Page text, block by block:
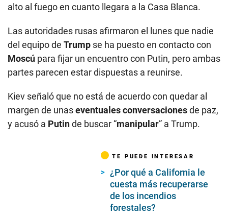
alto al fuego en cuanto llegara a la Casa Blanca.
Las autoridades rusas afirmaron el lunes que nadie
del equipo de Trump se ha puesto en contacto con
Moscú para fijar un encuentro con Putin, pero ambas
partes parecen estar dispuestas a reunirse.
Kiev señaló que no está de acuerdo con quedar al
margen de unaseventualesconversacionesde paz,
y acusó a Putinde buscar “manipular” a Trump.
TE PUEDE INTERESAR
¿Por qué a California le
cuesta más recuperarse
de los incendios
forestales?